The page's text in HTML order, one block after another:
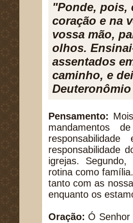
"Ponde, pois,
coração e na
vossa mão,
olhos.
assentados
caminho, e
Deuteronômio
Pensamento:
mandamentos
responsabilidade
igrejas.
rotina como
tanto com as
enquanto os
Oração: Ó